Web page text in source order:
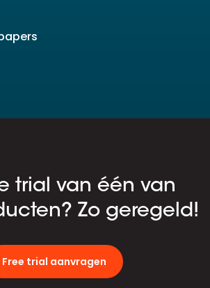
trial van één van
Zo geregeld!
Free trial aanvragen